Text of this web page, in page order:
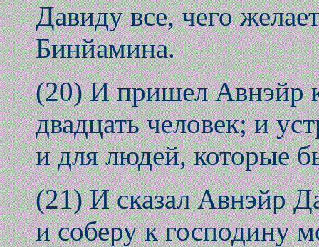
Давиду все, чего
Бинйамина.
(20) И пришел Авнэйр
двадцать человек; и
и для людей, которые
(21) И сказал Авнэйр
и соберу к господину